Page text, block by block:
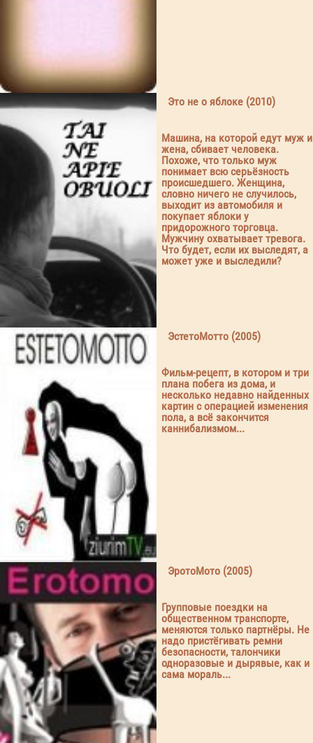
Это не о яблоке (2010)
Машина, на которой едут муж и
жена, сбивает человека.
Похоже, что только муж
понимает всю серьёзность
происшедшего. Женщина,
словно ничего не случилось,
выходит из автомобиля и
покупает яблоки у
придорожного торговца.
Мужчину охватывает тревога.
Что будет, если их выследят, а
может уже и выследили?
ЭстетоМотто (2005)
Фильм-рецепт, в котором и три
плана побега из дома, и
несколько недавно найденных
картин с операцией изменения
пола, а всё закончится
каннибализмом...
ЭротоМото (2005)
Групповые поездки на
общественном транспорте,
меняются только партнёры. Не
надо пристёгивать ремни
безопасности, талончики
одноразовые и дырявые, как и
сама мораль...